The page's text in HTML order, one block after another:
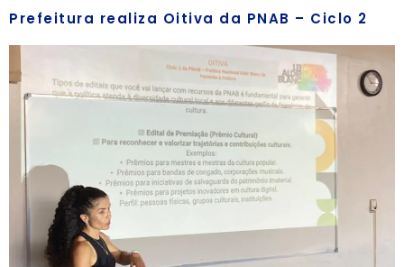
Prefeitura realiza Oitiva da PNAB – Ciclo 2